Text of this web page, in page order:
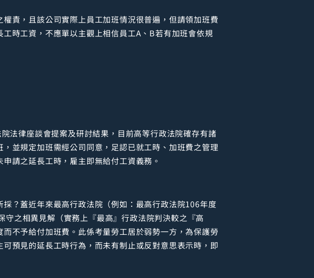
責，且該公司實際上員工加班情況很普遍，但請領加班費
時工資，不應單以主觀上相信員工A、B若有加班會依規
法律座談會提案及研討結果，目前高等行政法院確存有諸
並規定加班需經公司同意，足認已就工時、加班費之管理
請之延長工時，雇主即無給付工資義務。
？蓋近年來最高行政法院（例如：最高行政法院106年度
之相異見解（實務上『最高』行政法院判決較之『高
不予給付加班費。此係考量勞工居於弱勢一方，為保護勞
預見的延長工時行為，而未有制止或反對意思表示時，即